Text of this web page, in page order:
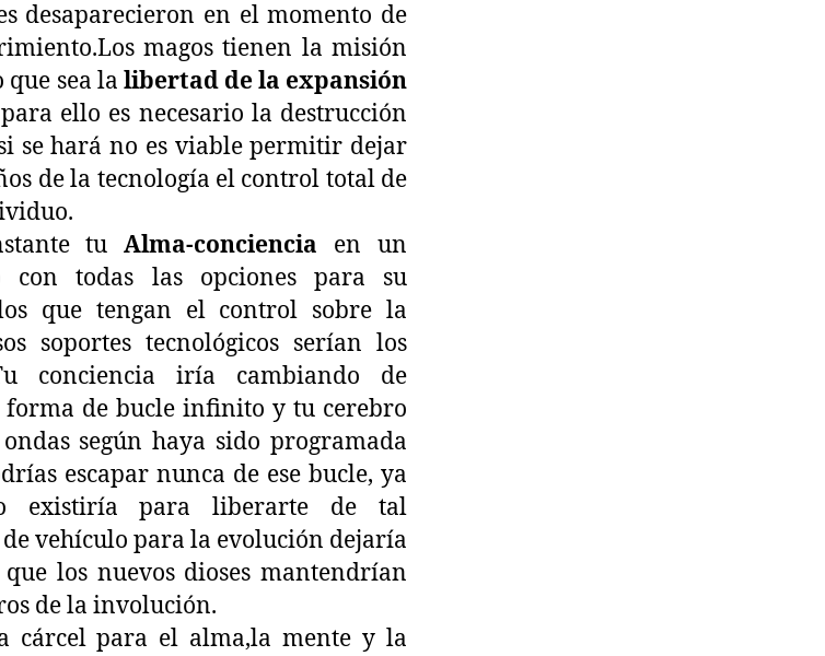
desaparecieron en el momento de
magos tienen la misión
sea la libertad de la expansión
ello es necesario la destrucción
se hará no es viable permitir dejar
de la tecnología el control total de
tuAlma-conciencia en un
con todas las opciones para su
que tengan el control sobre la
soportes tecnológicos serían los
conciencia iría cambiando de
forma de bucle infinito y tu cerebro
según haya sido programada
escapar nunca de ese bucle, ya
existiría para liberarte de tal
vehículo para la evolución dejaría
los nuevos dioses mantendrían
de la involución.
cárcel para el alma,la mente y la